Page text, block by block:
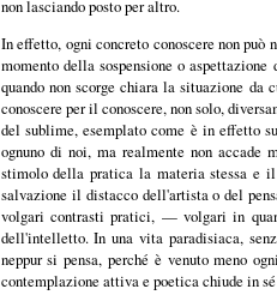
non la­sciando posto per altro.
In effetto, ogni concreto conoscere non
momento della sospensione o
quando non scorge chiara la situazione da
conoscere per il conoscere, nonsolo,
del sublime, esem­plato come è in effetto
ognuno di noi, ma realmente non accade
stimolo della pratica la materia stessa e
salvazione il distacco dell'artista o del
volgari contrasti pratici, — volgari in
dell'intelletto. In una vita paradisiaca,
neppur si pensa, perché è venuto meno
contemplazione attiva e poetica chiude in